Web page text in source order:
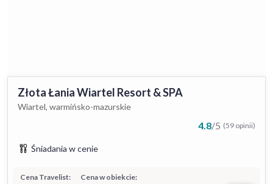
Złota Łania Wiartel Resort & SPA
Wiartel, warmińsko-mazurskie
4.8/5 (59 opinii)
Śniadania w cenie
Cena w obiekcie:
Cena Travelist: